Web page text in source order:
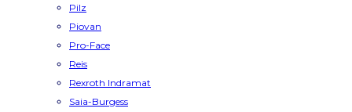
Pilz
Piovan
Pro-Face
Reis
Rexroth Indramat
Saia-Burgess